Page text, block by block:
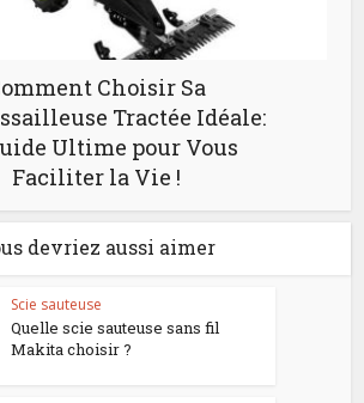
Choisir Sa
Tractée Idéale:
Ultime pour Vous
Faciliter la Vie !
devriez aussi aimer
Scie sauteuse
Quelle scie sauteuse sans fil
Makita choisir ?